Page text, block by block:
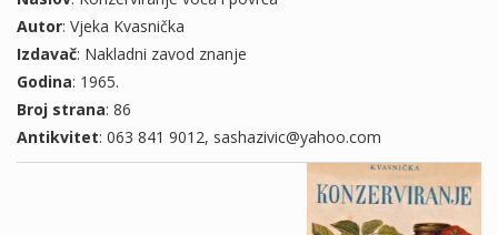
Autor: Vjeka Kvasnička
Izdavač: Nakladni zavod znanje
Godina: 1965.
Broj strana: 86
Antikvitet: 063 841 9012, sashazivic@yahoo.com